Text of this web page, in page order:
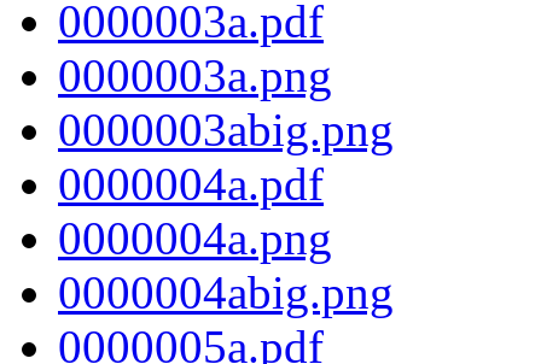
0000003a.pdf
0000003a.png
0000003abig.png
0000004a.pdf
0000004a.png
0000004abig.png
0000005a.pdf